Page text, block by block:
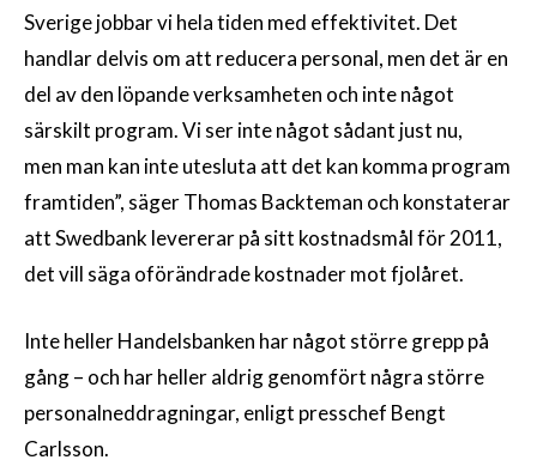
Sverige jobbar vi hela tiden med effektivitet. Det
handlar delvis om att reducera personal, men det är en
del av den löpande verksamheten och inte något
särskilt program. Vi ser inte något sådant just nu,
men man kan inte utesluta att det kan komma program
framtiden”, säger Thomas Backteman och konstaterar
att Swedbank levererar på sitt kostnadsmål för 2011,
det vill säga oförändrade kostnader mot fjolåret.
Inte heller Handelsbanken har något större grepp på
gång – och har heller aldrig genomfört några större
personalneddragningar, enligt presschef Bengt
Carlsson.